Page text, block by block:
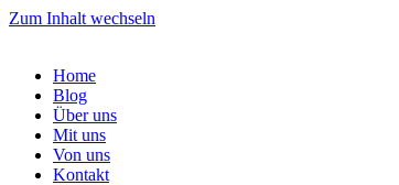
Zum Inhalt wechseln
Home
Blog
Über uns
Mit uns
Von uns
Kontakt